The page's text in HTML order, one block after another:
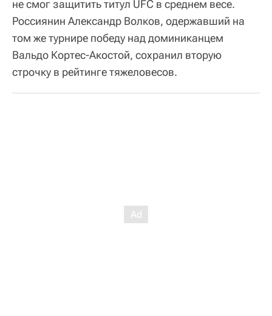
не смог защитить титул UFC в среднем весе.
Россиянин Александр Волков, одержавший на
том же турнире победу над доминиканцем
Вальдо Кортес-Акостой, сохранил вторую
строчку в рейтинге тяжеловесов.